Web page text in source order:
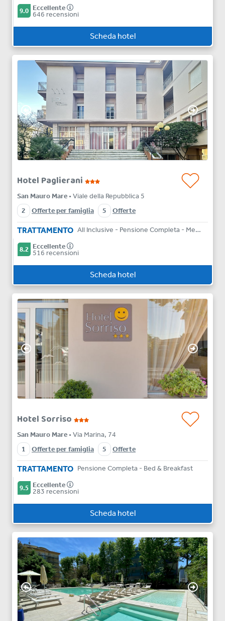
9.0 Eccellente
646 recensioni
Scheda hotel
Hotel Paglierani
San Mauro Mare • Viale della Repubblica 5
2
Offerte per famiglia 5 Offerte
TRATTAMENTO All Inclusive - Pensione Completa - Mezza Pensione - Bed & Breakfast
8.2 Eccellente
516 recensioni
Scheda hotel
Hotel Sorriso
San Mauro Mare • Via Marina, 74
1
Offerte per famiglia 5 Offerte
TRATTAMENTO Pensione Completa - Bed & Breakfast
9.5 Eccellente
283 recensioni
Scheda hotel